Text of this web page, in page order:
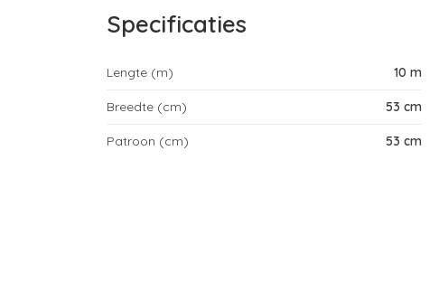
Specificaties
Lengte (m) 10 m
Breedte (cm) 53 cm
Patroon (cm) 53 cm